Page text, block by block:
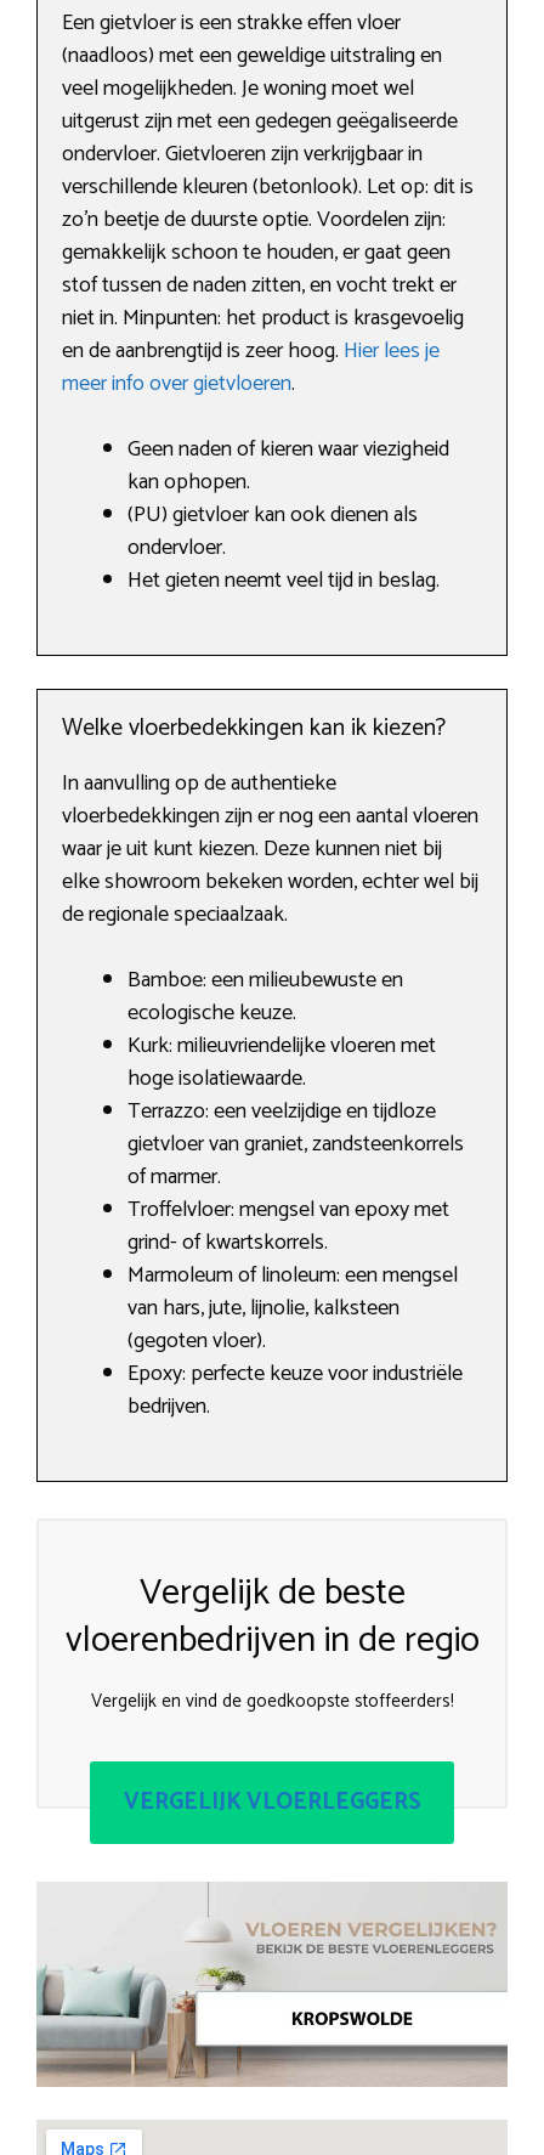
Een gietvloer is een strakke effen vloer
(naadloos) met een geweldige uitstraling en
veel mogelijkheden. Je woning moet wel
uitgerust zijn met een gedegen geëgaliseerde
ondervloer. Gietvloeren zijn verkrijgbaar in
verschillende kleuren (betonlook). Let op: dit is
zo’n beetje de duurste optie. Voordelen zijn:
gemakkelijk schoon te houden, er gaat geen
stof tussen de naden zitten, en vocht trekt er
niet in. Minpunten: het product is krasgevoelig
en de aanbrengtijd is zeer hoog. Hier lees je
meer info over gietvloeren.
Geen naden of kieren waar viezigheid
kan ophopen.
(PU) gietvloer kan ook dienen als
ondervloer.
Het gieten neemt veel tijd in beslag.
Welke vloerbedekkingen kan ik kiezen?
In aanvulling op de authentieke
vloerbedekkingen zijn er nog een aantal vloeren
waar je uit kunt kiezen. Deze kunnen niet bij
elke showroom bekeken worden, echter wel bij
de regionale speciaalzaak.
Bamboe: een milieubewuste en
ecologische keuze.
Kurk: milieuvriendelijke vloeren met
hoge isolatiewaarde.
Terrazzo: een veelzijdige en tijdloze
gietvloer van graniet, zandsteenkorrels
of marmer.
Troffelvloer: mengsel van epoxy met
grind- of kwartskorrels.
Marmoleum of linoleum: een mengsel
van hars, jute, lijnolie, kalksteen
(gegoten vloer).
Epoxy: perfecte keuze voor industriële
bedrijven.
Vergelijk de beste
vloerenbedrijven in de regio
Vergelijk en vind de goedkoopste stoffeerders!
VERGELIJK VLOERLEGGERS